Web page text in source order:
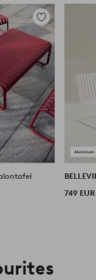
Toevoegen
aan
favorieten
749 EUR